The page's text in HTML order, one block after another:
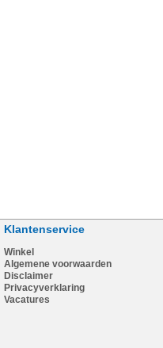
Klantenservice
Winkel
Algemene voorwaarden
Disclaimer
Privacyverklaring
Vacatures